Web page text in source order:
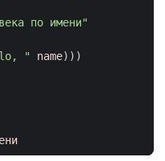
по имени"
" name)))